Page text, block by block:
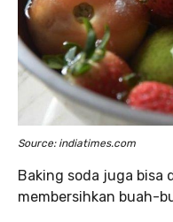
Source: indiatimes.com
Baking soda juga bisa
membersihkan buah-